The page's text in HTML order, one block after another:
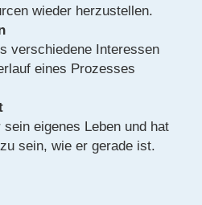
wieder herzustellen.
verschiedene Interessen
eines Prozesses
eigenes Leben und hat
sein, wie er gerade ist.